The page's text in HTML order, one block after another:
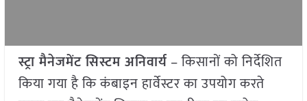
स्ट्रा मैनेजमेंट सिस्टम अनिवार्य– किसानों को निर्देशित
किया गया है कि कंबाइन हार्वेस्टर का उपयोग करते